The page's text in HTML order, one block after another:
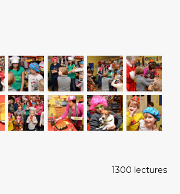
1300 lectures